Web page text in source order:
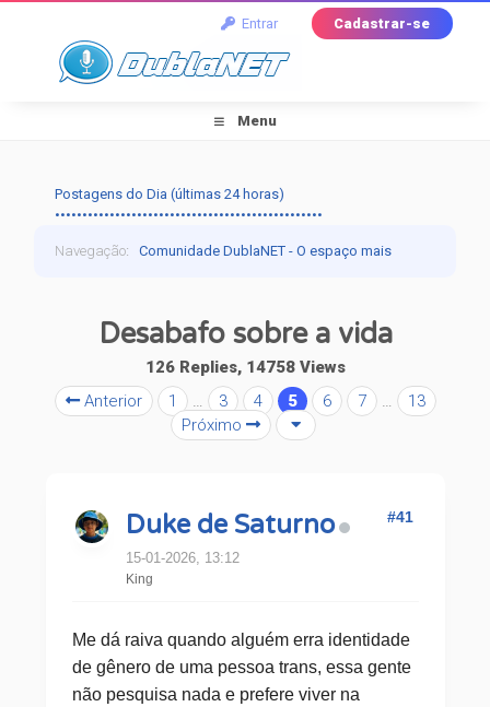
Entrar Cadastrar-se
Menu
Postagens do Dia (últimas 24 horas)
•••••••••••••••••••••••••••••••••••••••••••••••••
Navegação:Comunidade DublaNET - O espaço mais
Desabafo sobre a vida
126 Replies, 14758 Views
Anterior
1 … 3 4 5 6 7 …
13
Próximo
Duke de Saturno
15-01-2026, 13:12
King
#41
Me dá raiva quando alguém erra identidade
de gênero de uma pessoa trans, essa gente
não pesquisa nada e prefere viver na